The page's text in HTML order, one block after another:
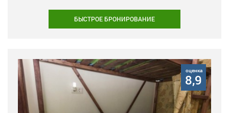
БЫСТРОЕ БРОНИРОВАНИЕ
оценка
8,9